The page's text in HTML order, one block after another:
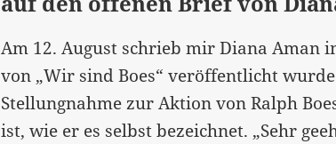
Am 12. August schrieb mir Diana Aman
von „Wir sind Boes“ veröffentlicht
Stellungnahme zur Aktion von Ralph
ist, wie er es selbst bezeichnet. „Sehr